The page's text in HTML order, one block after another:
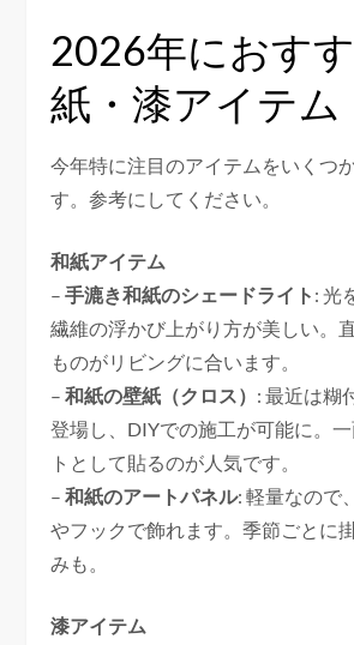
2026年におす
紙・漆アイテム
今年特に注目のアイテムをいくつ
す。参考にしてください。
和紙アイテム
–手漉き和紙のシェードライト : 光
繊維の浮かび上がり方が美しい。
ものがリビングに合います。
–和紙の壁紙（クロス） : 最近は糊
登場し、DIYでの施工が可能に。
トとして貼るのが人気です。
–和紙のアートパネル: 軽量なので
やフックで飾れます。季節ごとに
みも。
漆アイテム